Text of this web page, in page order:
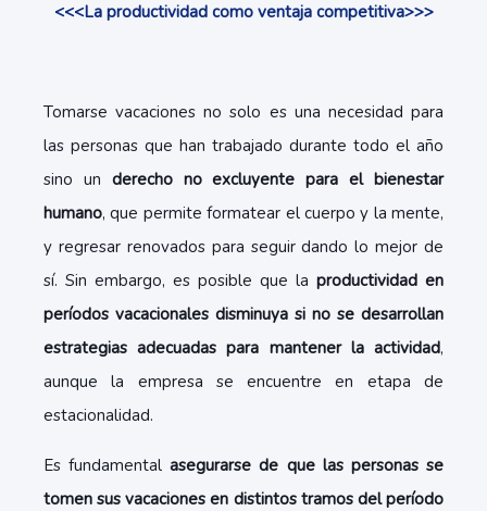
<<<La productividad como ventaja competitiva>>>
Tomarse vacaciones no solo es una necesidad para
las personas que han trabajado durante todo el año
sino un derecho no excluyente para el bienestar
humano, que permite formatear el cuerpo y la mente,
y regresar renovados para seguir dando lo mejor de
sí. Sin embargo, es posible que la productividad en
períodos vacacionales disminuya si no se desarrollan
estrategias adecuadas para mantener la actividad,
aunque la empresa se encuentre en etapa de
estacionalidad.
Es fundamentalasegurarse de que las personas se
tomen sus vacaciones en distintos tramos del período